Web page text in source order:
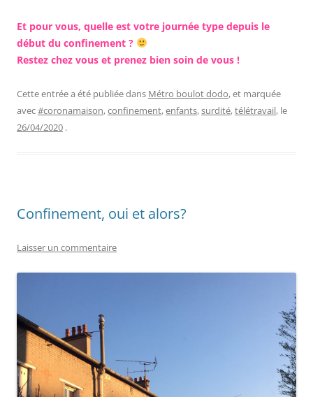
Et pour vous, quelle est votre journée type depuis le
début du confinement ?
Restez chez vous et prenez bien soin de vous !
Cette entrée a été publiée dans Métro boulot dodo, et marquée
avec#coronamaison,confinement,enfants,surdité,télétravail, le
26/04/2020 .
Confinement, oui et alors?
Laisser un commentaire